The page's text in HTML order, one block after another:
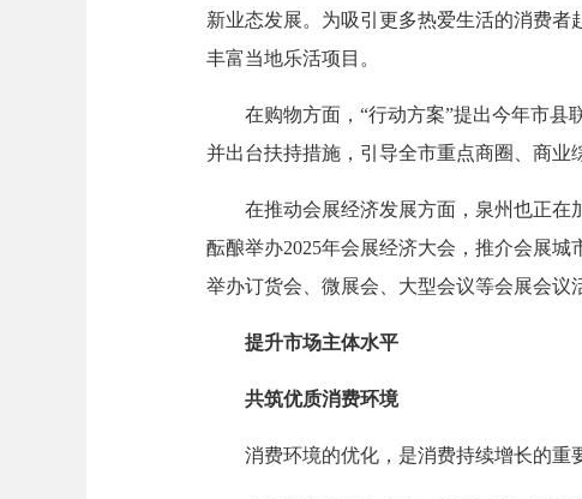
新业态发展。为吸引更多热爱生活的消费
丰富当地乐活项目。
在购物方面，“行动方案”提出今年市县联
并出台扶持措施，引导全市重点商圈、商业
在推动会展经济发展方面，泉州也正在加
酝酿举办2025年会展经济大会，推介会展
举办订货会、微展会、大型会议等会展会议
提升市场主体水平
共筑优质消费环境
消费环境的优化，是消费持续增长的重要